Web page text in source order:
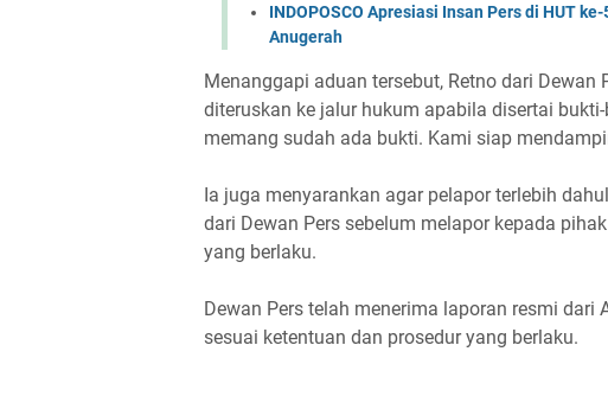
INDOPOSCO Apresiasi Insan Pers di HUT
Anugerah
Menanggapi aduan tersebut, Retno dari
diteruskan ke jalur hukum apabila disertai
memang sudah ada bukti. Kami siap
Ia juga menyarankan agar pelapor terlebih
dari Dewan Pers sebelum melapor kepada
yang berlaku.
Dewan Pers telah menerima laporan resmi dari
sesuai ketentuan dan prosedur yang berlaku.